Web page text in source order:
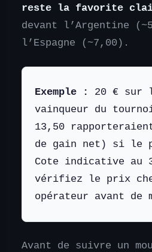
reste la favorite
devant l’Argentine
l’Espagne (~7,00).
Exemple :
20 € sur
vainqueur du
13,50
de gain net) si le
Cote indicative
vérifiez le prix
opérateur avant de
Avant de suivre un